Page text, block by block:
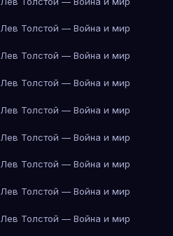
Лев Толстой — Война и мир
Лев Толстой — Война и мир
Лев Толстой — Война и мир
Лев Толстой — Война и мир
Лев Толстой — Война и мир
Лев Толстой — Война и мир
Лев Толстой — Война и мир
Лев Толстой — Война и мир